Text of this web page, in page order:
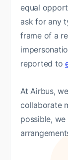
equal
ask for any
frame of a
reported to
At Airbus,
collaborate
possible,